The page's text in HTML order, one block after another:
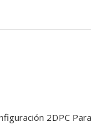
2DPC